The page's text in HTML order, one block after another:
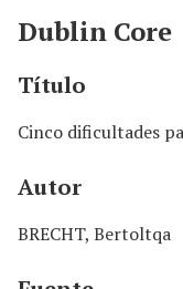
Dublin Core
Título
Cinco dificultades
Autor
BRECHT, Bertoltqa